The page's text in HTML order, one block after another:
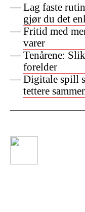
Lag faste
gjør du det
Fritid med
varer
Tenårene:
forelder
Digitale spill
tettere